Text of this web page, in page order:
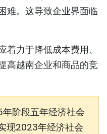
难。这导致企业界面临
力于降低成本费用、
高越南企业和商品的竞
阶段五年经济社会
现2023年经济社会